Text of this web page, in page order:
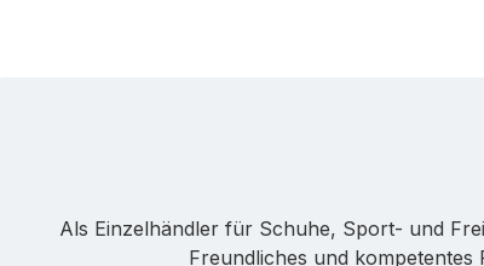
Als Einzelhändler für Schuhe, Sport- und
Freundliches und